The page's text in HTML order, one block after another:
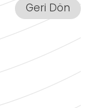
Geri Dön